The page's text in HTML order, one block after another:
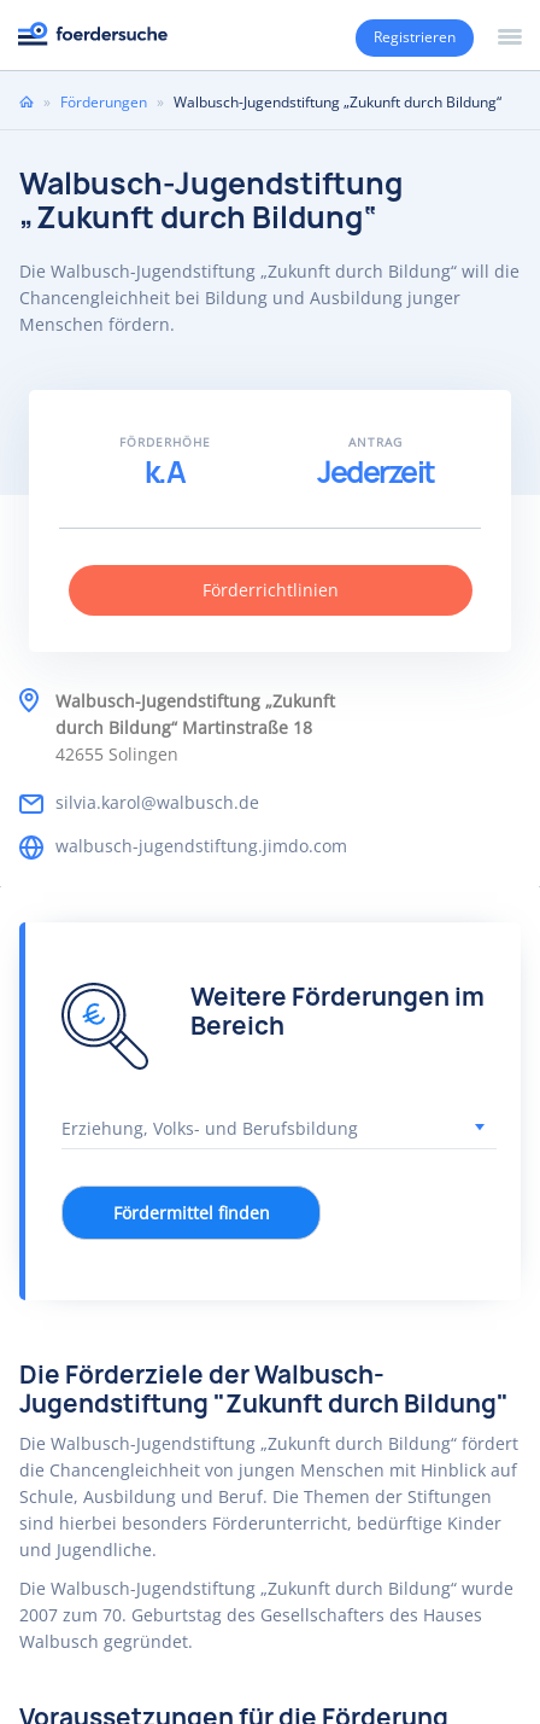
Registrieren
Sie» Förderungen » Walbusch-Jugendstiftung „Zukunft durch Bildung“
Walbusch-Jugendstiftung
„Zukunft durch Bildung“
Die Walbusch-Jugendstiftung „Zukunft durch Bildung“ will die
Chancengleichheit bei Bildung und Ausbildung junger
Menschen fördern.
Walbusch-Jugendstiftung „Zukunft
durch Bildung“ Martinstraße 18
42655 Solingen
silvia.karol@walbusch.de
walbusch-jugendstiftung.jimdo.com
FÖRDERHÖHE
k.A
ANTRAG
Jederzeit
Förderrichtlinien
Weitere Förderungen im
Bereich
Fördermittel finden
Die Förderziele der Walbusch-
Jugendstiftung "Zukunft durch Bildung"
Die Walbusch-Jugendstiftung „Zukunft durch Bildung“ fördert
die Chancengleichheit von jungen Menschen mit Hinblick auf
Schule, Ausbildung und Beruf. Die Themen der Stiftungen
sind hierbei besonders Förderunterricht, bedürftige Kinder
und Jugendliche.
Die Walbusch-Jugendstiftung „Zukunft durch Bildung“ wurde
2007 zum 70. Geburtstag des Gesellschafters des Hauses
Walbusch gegründet.
Voraussetzungen für die Förderung